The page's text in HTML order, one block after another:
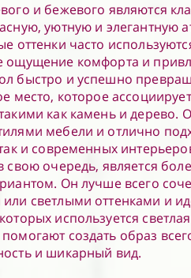
и бежевого являются
уютную и элегантную
оттенки часто
ощущение комфорта и
быстро и успешно
место, которое
как камень и дерево.
мебели и отлично
и современных
свою очередь, является
Он лучше всего
светлыми оттенками и
используется
создать образ
и шикарный вид.